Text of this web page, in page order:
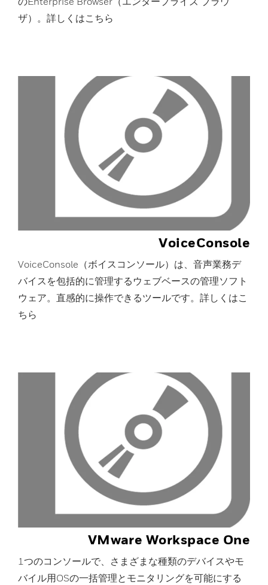
ザ）。詳しくはこちら
VoiceConsole
VoiceConsole（ボイスコンソール）は、音声業務デ
バイスを包括的に管理するウェブベースの管理ソフト
ウェア。直感的に操作できるツールです。詳しくはこ
ちら
VMware Workspace One
1つのコンソールで、さまざまな種類のデバイスやモ
バイル用OSの一括管理とモニタリングを可能にする